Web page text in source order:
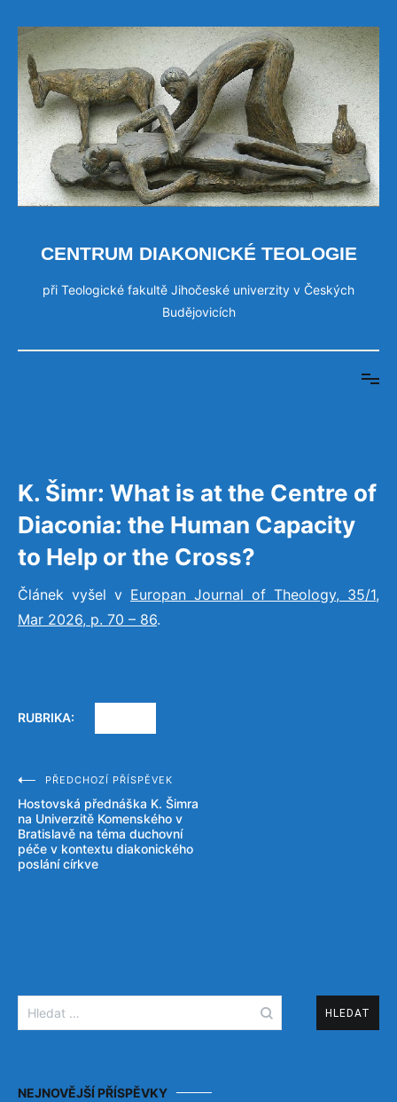
obsah
CENTRUM DIAKONICKÉ TEOLOGIE
při Teologické fakultě Jihočeské univerzity v Českých
Budějovicích
K. Šimr: What is at the Centre of
Diaconia: the Human Capacity
to Help or the Cross?
Článek vyšel v Europan Journal of Theology, 35/1,
Mar 2026, p. 70 – 86.
RUBRIKA:
Navigace
pro
příspěvek
PŘEDCHOZÍ PŘÍSPĚVEK
Hostovská přednáška K. Šimra
na Univerzitě Komenského v
Bratislavě na téma duchovní
péče v kontextu diakonického
poslání církve
NEJNOVĚJŠÍ PŘÍSPĚVKY